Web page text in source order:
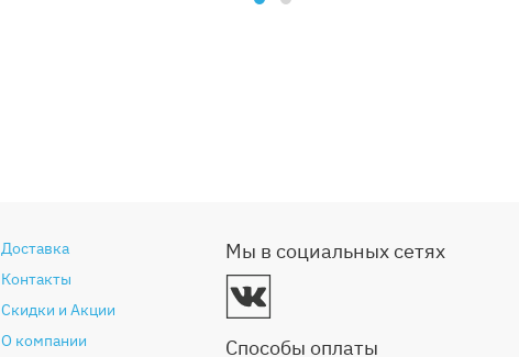
Доставка
Контакты
Скидки и Акции
О компании
Мы в социальных сетях
Способы оплаты